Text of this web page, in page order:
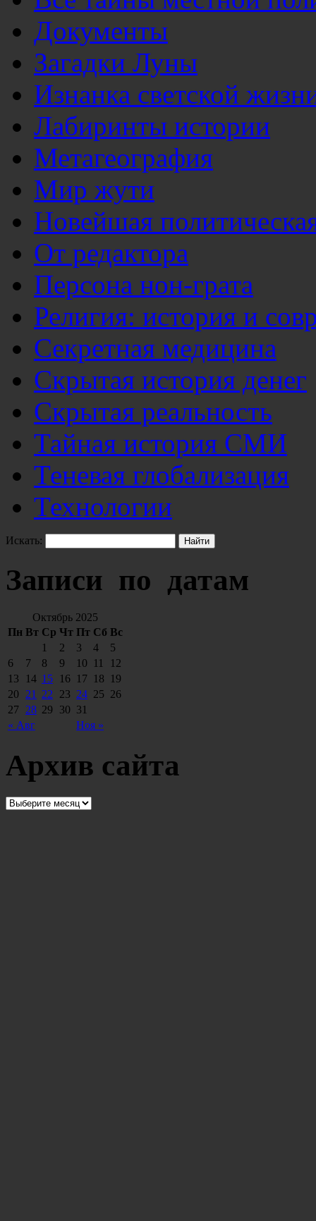
Документы
Загадки Луны
Изнанка светской
Лабиринты истории
Метагеография
Мир жути
Новейшая
От редактора
Персона нон-грата
Религия: история и
Секретная медицина
Скрытая история денег
Скрытая реальность
Тайная история СМИ
Теневая глобализация
Технологии
Искать:
Записи по датам
Октябрь 2025
Пн Вт Ср Чт Пт Сб Вс
« Авг Ноя »
1 2 3 4
5
6
7 8 9 10 11
12
13
14 15 16 17 18
19
20
21 22 23 24 25 26
27 28 29 30 31
Архив сайта